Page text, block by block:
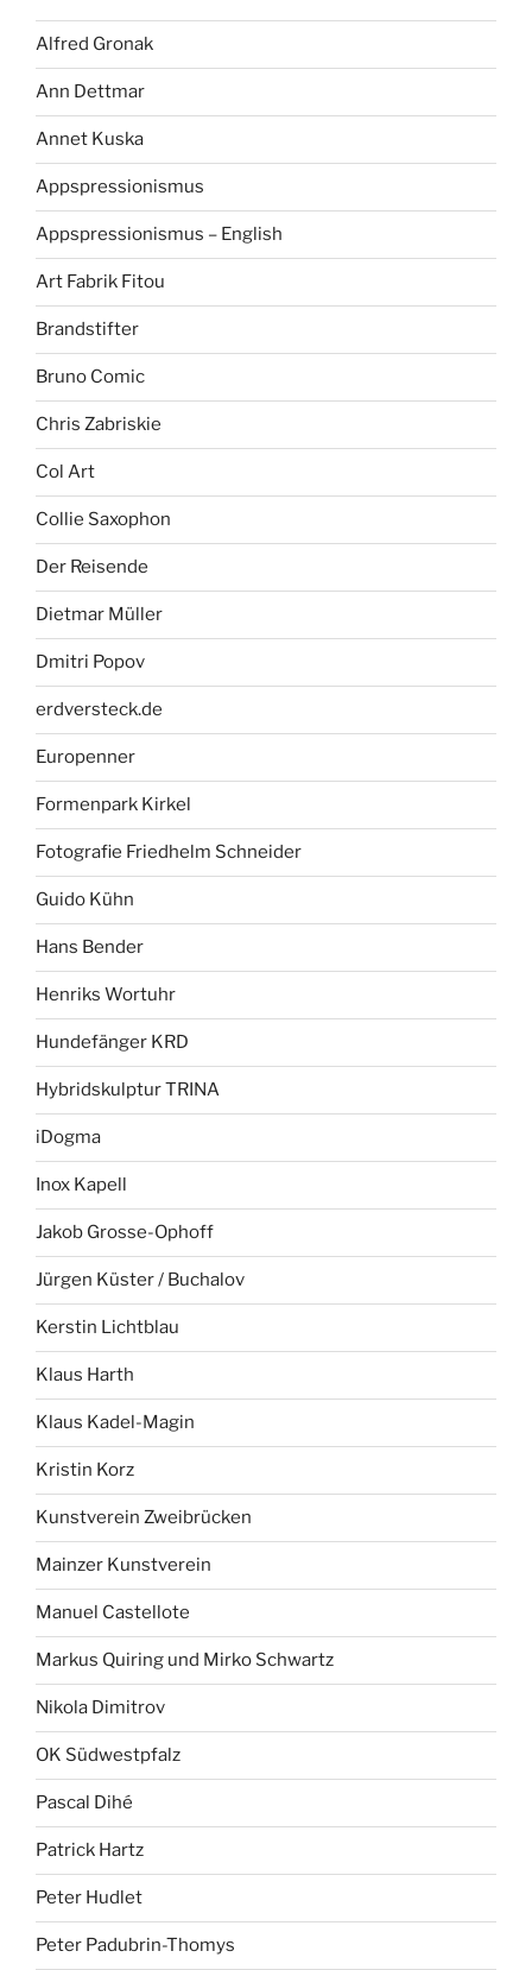
Alfred Gronak
Ann Dettmar
Annet Kuska
Appspressionismus
Appspressionismus – English
Art Fabrik Fitou
Brandstifter
Bruno Comic
Chris Zabriskie
Col Art
Collie Saxophon
Der Reisende
Dietmar Müller
Dmitri Popov
erdversteck.de
Europenner
Formenpark Kirkel
Fotografie Friedhelm Schneider
Guido Kühn
Hans Bender
Henriks Wortuhr
Hundefänger KRD
Hybridskulptur TRINA
iDogma
Inox Kapell
Jakob Grosse-Ophoff
Jürgen Küster / Buchalov
Kerstin Lichtblau
Klaus Harth
Klaus Kadel-Magin
Kristin Korz
Kunstverein Zweibrücken
Mainzer Kunstverein
Manuel Castellote
Markus Quiring und Mirko Schwartz
Nikola Dimitrov
OK Südwestpfalz
Pascal Dihé
Patrick Hartz
Peter Hudlet
Peter Padubrin-Thomys